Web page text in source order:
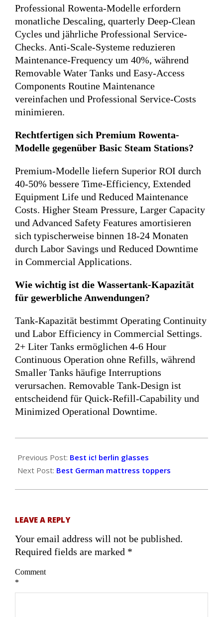
Professional Rowenta-Modelle erfordern
monatliche Descaling, quarterly Deep-Clean
Cycles und jährliche Professional Service-
Checks. Anti-Scale-Systeme reduzieren
Maintenance-Frequency um 40%, während
Removable Water Tanks und Easy-Access
Components Routine Maintenance
vereinfachen und Professional Service-Costs
minimieren.
Rechtfertigen sich Premium Rowenta-
Modelle gegenüber Basic Steam Stations?
Premium-Modelle liefern Superior ROI durch
40-50% bessere Time-Efficiency, Extended
Equipment Life und Reduced Maintenance
Costs. Higher Steam Pressure, Larger Capacity
und Advanced Safety Features amortisieren
sich typischerweise binnen 18-24 Monaten
durch Labor Savings und Reduced Downtime
in Commercial Applications.
Wie wichtig ist die Wassertank-Kapazität
für gewerbliche Anwendungen?
Tank-Kapazität bestimmt Operating Continuity
und Labor Efficiency in Commercial Settings.
2+ Liter Tanks ermöglichen 4-6 Hour
Continuous Operation ohne Refills, während
Smaller Tanks häufige Interruptions
verursachen. Removable Tank-Design ist
entscheidend für Quick-Refill-Capability und
Minimized Operational Downtime.
10-
20
Previous Post: Best ic! berlin glasses
Next Post: Best German mattress toppers
LEAVE A REPLY
Your email address will not be published.
Required fields are marked *
Comment
*